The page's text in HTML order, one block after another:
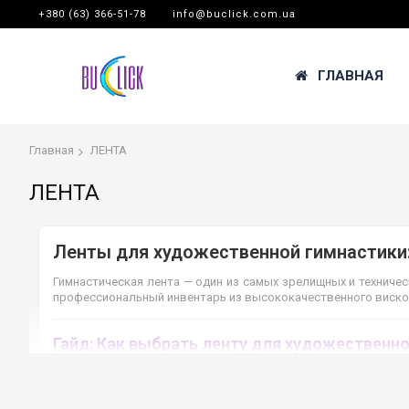
+380 (63) 366-51-78 info@buclick.com.ua
ГЛАВНАЯ
Главная ЛЕНТА
ЛЕНТА
Ленты для художественной
Гимнастическая лента — один из самых зрелищных и
профессиональный инвентарь из высококачественного
Гайд: Как выбрать ленту для